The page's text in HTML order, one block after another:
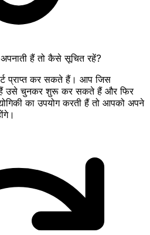
अपनाती हैं तो कैसे सूचित रहें?
प्राप्त कर सकते हैं। आप जिस
हैं उसे चुनकर शुरू कर सकते हैं और फिर
का उपयोग करती हैं तो आपको अपने